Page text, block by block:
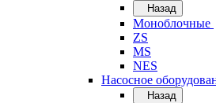
Назад
Моноблочные
ZS
MS
NES
Насосное
Назад